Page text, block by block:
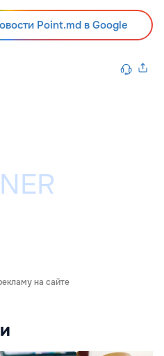
Point.md в Google
на сайте